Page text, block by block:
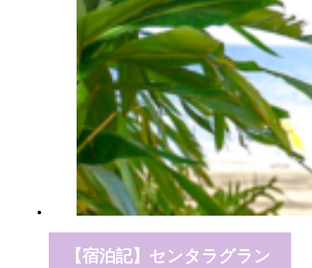
【宿泊記】センタラグラン